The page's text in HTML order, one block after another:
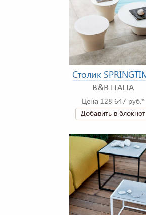
Столик
B&B ITALIA
Цена 128 647 руб.*
Добавить в блокнот